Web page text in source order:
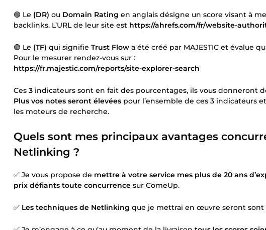
🟢 Le (DR) ou Domain Rating en anglais désigne un score visant à
backlinks. L’URL de leur site est https://ahrefs.com/fr/website-
🟢 Le (TF) qui signifie Trust Flow a été créé par MAJESTIC et évalue
Pour le mesurer rendez-vous sur :
https://fr.majestic.com/reports/site-explorer-search
Ces 3 indicateurs sont en fait des pourcentages, ils vous donneront
Plus vos notes seront élevées pour l’ensemble de ces 3 indicateurs et
les moteurs de recherche.
Quels sont mes principaux avantages
Netlinking ?
✅ Je vous propose de mettre à votre service mes plus de 20 ans
prix défiants toute concurrence sur ComeUp.
✅ Les techniques de Netlinking que je mettrai en œuvre seront sont